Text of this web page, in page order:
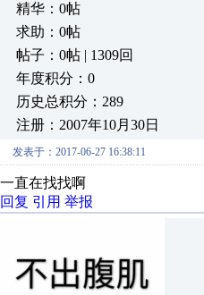
精华：0帖
求助：0帖
帖子：0帖 | 1309回
年度积分：0
历史总积分：289
注册：2007年10月30日
发表于：2017-06-27 16:38:11
一直在找找啊
回复 引用 举报